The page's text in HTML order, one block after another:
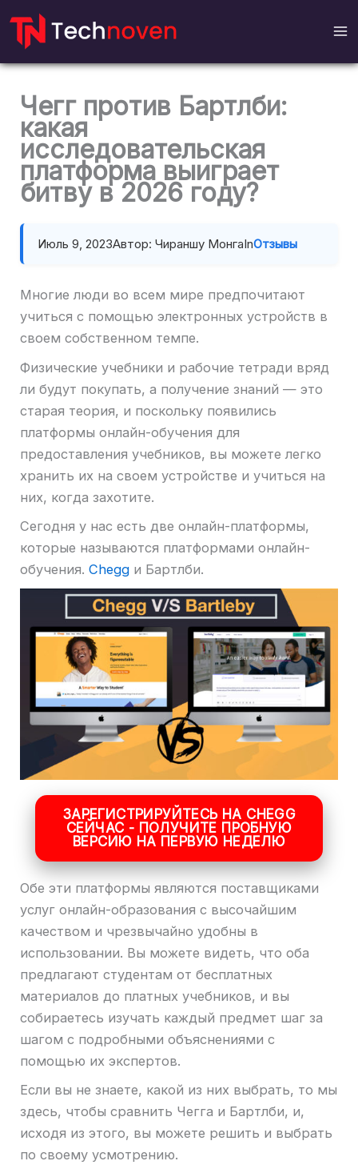
перейти
содержанию
Чегг против Бартлби:
какая
исследовательская
платформа выиграет
битву в 2026 году?
Июль 9, 2023Автор: Чираншу МонгаInОтзывы
Многие люди во всем мире предпочитают
учиться с помощью электронных устройств в
своем собственном темпе.
Физические учебники и рабочие тетради вряд
ли будут покупать, а получение знаний — это
старая теория, и поскольку появились
платформы онлайн-обучения для
предоставления учебников, вы можете легко
хранить их на своем устройстве и учиться на
них, когда захотите.
Сегодня у нас есть две онлайн-платформы,
которые называются платформами онлайн-
обучения. Chegg и Бартлби.
ЗАРЕГИСТРИРУЙТЕСЬ НА CHEGG
СЕЙЧАС - ПОЛУЧИТЕ ПРОБНУЮ
ВЕРСИЮ НА ПЕРВУЮ НЕДЕЛЮ
Обе эти платформы являются поставщиками
услуг онлайн-образования с высочайшим
качеством и чрезвычайно удобны в
использовании. Вы можете видеть, что оба
предлагают студентам от бесплатных
материалов до платных учебников, и вы
собираетесь изучать каждый предмет шаг за
шагом с подробными объяснениями с
помощью их экспертов.
Если вы не знаете, какой из них выбрать, то мы
здесь, чтобы сравнить Чегга и Бартлби, и,
исходя из этого, вы можете решить и выбрать
по своему усмотрению.